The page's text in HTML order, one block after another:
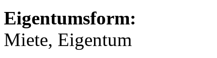
Eigentumsform:
Miete, Eigentum